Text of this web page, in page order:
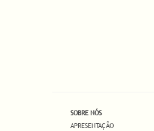
SOBRE NÓS
APRESENTAÇÃO